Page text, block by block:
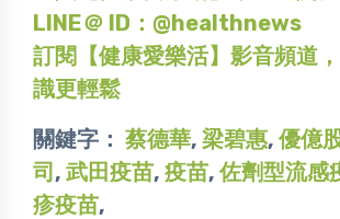
LINE＠ ID：@healthnews
訂閱【健康愛樂活】影音頻道
識更輕鬆
關鍵字： 蔡德華, 梁碧惠, 優億
司 , 武田疫苗, 疫苗, 佐劑型流感
疹疫苗,